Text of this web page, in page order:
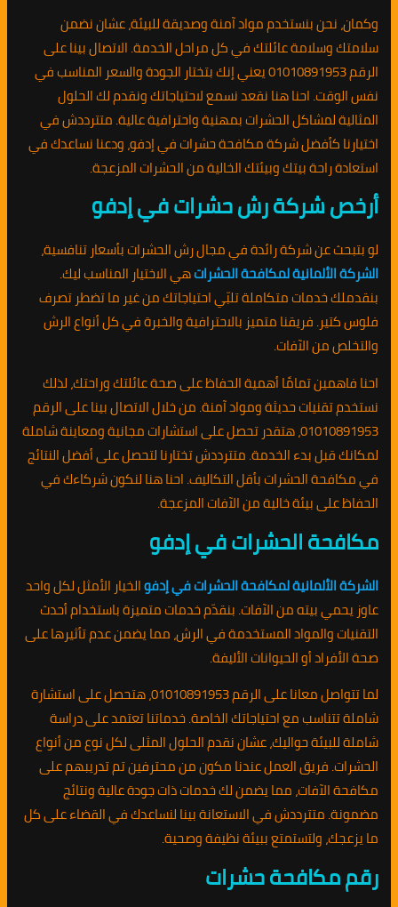
وكمان، نحن بنستخدم مواد آمنة وصديقة للبيئة، عشان نضمن
سلامتك وسلامة عائلتك في كل مراحل الخدمة. الاتصال بينا على
الرقم 01010891953 يعني إنك بتختار الجودة والسعر المناسب في
نفس الوقت. احنا هنا نقعد نسمع لاحتياجاتك ونقدم لك الحلول
المثالية لمشاكل الحشرات بمهنية واحترافية عالية. متترددش في
اختيارنا كأفضل شركة مكافحة حشرات في إدفو، ودعنا نساعدك في
استعادة راحة بيتك وبيئتك الخالية من الحشرات المزعجة.
أرخص شركة رش حشرات في إدفو
لو بتبحث عن شركة رائدة في مجال رش الحشرات بأسعار تنافسية،
الشركة الألمانية لمكافحة الحشراتهي الاختيار المناسب ليك.
بنقدملك خدمات متكاملة تلبّي احتياجاتك من غير ما تضطر تصرف
فلوس كتير. فريقنا متميز بالاحترافية والخبرة في كل أنواع الرش
والتخلص من الآفات.
احنا فاهمين تمامًا أهمية الحفاظ على صحة عائلتك وراحتك، لذلك
نستخدم تقنيات حديثة ومواد آمنة. من خلال الاتصال بينا على الرقم
01010891953، هتقدر تحصل على استشارات مجانية ومعاينة شاملة
لمكانك قبل بدء الخدمة. متترددش تختارنا لتحصل على أفضل النتائج
في مكافحة الحشرات بأقل التكاليف. احنا هنا لنكون شركاءك في
الحفاظ على بيئة خالية من الآفات المزعجة.
مكافحة الحشرات في إدفو
الشركة الألمانية لمكافحة الحشرات في إدفوالخيار الأمثل لكل واحد
عاوز يحمي بيته من الآفات. بنقدّم خدمات متميزة باستخدام أحدث
التقنيات والمواد المستخدمة في الرش، مما يضمن عدم تأثيرها على
صحة الأفراد أو الحيوانات الأليفة.
لما تتواصل معانا على الرقم 01010891953، هتحصل على استشارة
شاملة تتناسب مع احتياجاتك الخاصة. خدماتنا تعتمد على دراسة
شاملة للبيئة حواليك، عشان نقدم الحلول المثلى لكل نوع من أنواع
الحشرات. فريق العمل عندنا مكون من محترفين تم تدريبهم على
مكافحة الآفات، مما يضمن لك خدمات ذات جودة عالية ونتائج
مضمونة. متترددش في الاستعانة بينا لنساعدك في القضاء على كل
ما يزعجك، ولتستمتع ببيئة نظيفة وصحية.
رقم مكافحة حشرات